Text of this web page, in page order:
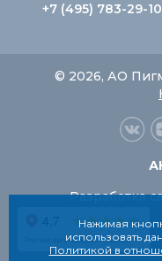
+7 (495) 783-29-10
© 2026, АО
Разработка
Нажимая
использовать
Политикой в